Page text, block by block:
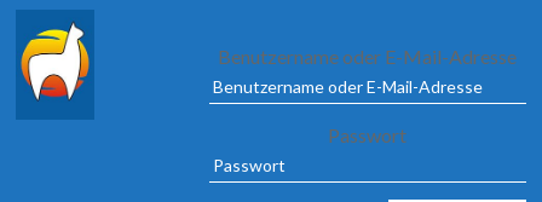
Alpaca
Association
Benutzername oder E-Mail-Adresse
Passwort